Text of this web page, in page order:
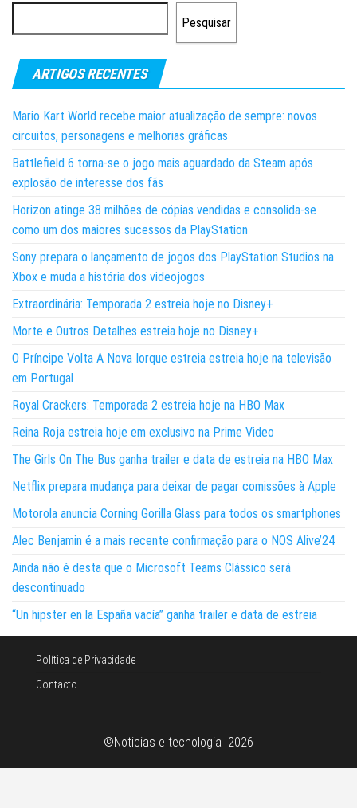
Pesquisar
ARTIGOS RECENTES
Mario Kart World recebe maior atualização de sempre: novos
circuitos, personagens e melhorias gráficas
Battlefield 6 torna-se o jogo mais aguardado da Steam após
explosão de interesse dos fãs
Horizon atinge 38 milhões de cópias vendidas e consolida-se
como um dos maiores sucessos da PlayStation
Sony prepara o lançamento de jogos dos PlayStation Studios na
Xbox e muda a história dos videojogos
Extraordinária: Temporada 2 estreia hoje no Disney+
Morte e Outros Detalhes estreia hoje no Disney+
O Príncipe Volta A Nova Iorque estreia estreia hoje na televisão
em Portugal
Royal Crackers: Temporada 2 estreia hoje na HBO Max
Reina Roja estreia hoje em exclusivo na Prime Video
The Girls On The Bus ganha trailer e data de estreia na HBO Max
Netflix prepara mudança para deixar de pagar comissões à Apple
Motorola anuncia Corning Gorilla Glass para todos os smartphones
Alec Benjamin é a mais recente confirmação para o NOS Alive’24
Ainda não é desta que o Microsoft Teams Clássico será
descontinuado
“Un hipster en la España vacía” ganha trailer e data de estreia
Política de Privacidade
Contacto
©Noticias e tecnologia 2026